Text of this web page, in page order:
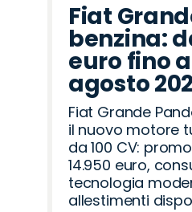
Fiat
benzina:
euro fino
agosto
Fiat Grande
il nuovo motore
da 100 CV:
14.950 euro,
tecnologia
allestimenti